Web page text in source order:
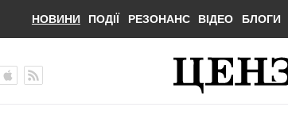
НОВИНИ ПОДІЇ РЕЗОНАНС ВІДЕО БЛОГИ